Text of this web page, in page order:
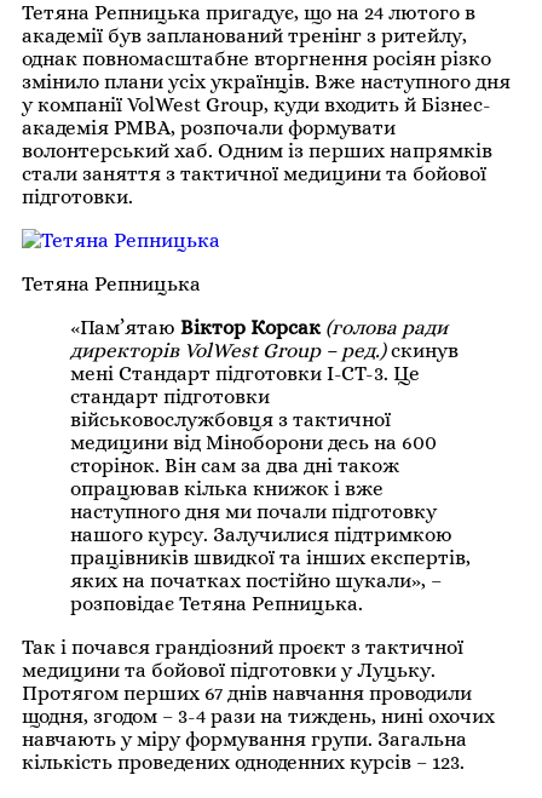
Тетяна Репницька пригадує, що на 24 лютого в
академії був запланований тренінг з ритейлу,
однак повномасштабне вторгнення росіян різко
змінило плани усіх українців. Вже наступного дня
у компанії VolWest Group, куди входить й Бізнес-
академія PMBA, розпочали формувати
волонтерський хаб. Одним із перших напрямків
стали заняття з тактичної медицини та бойової
підготовки.
Тетяна Репницька
«Пам’ятаю Віктор Корсак (голова ради
директорів VolWest Group – ред.)скинув
мені Стандарт підготовки I-CT-3. Це
стандарт підготовки
військовослужбовця з тактичної
медицини від Міноборони десь на 600
сторінок. Він сам за два дні також
опрацював кілька книжок і вже
наступного дня ми почали підготовку
нашого курсу. Залучилися підтримкою
працівників швидкої та інших експертів,
яких на початках постійно шукали», –
розповідає Тетяна Репницька.
Так і почався грандіозний проєкт з тактичної
медицини та бойової підготовки у Луцьку.
Протягом перших 67 днів навчання проводили
щодня, згодом – 3-4 рази на тиждень, нині охочих
навчають у міру формування групи. Загальна
кількість проведених одноденних курсів – 123.